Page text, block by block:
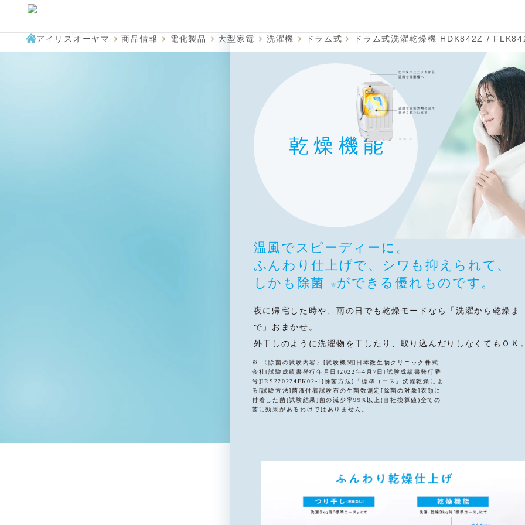
アイリスオーヤマ 商品情報 電化製品 大型家電 洗濯機 ドラム式 ドラム式洗濯乾燥機 HDK842Z /
乾燥機能
温風でスピーディーに。
ふんわり仕上げで、シワも抑えられて、
しかも除菌
※ ができる優れものです。
夜に帰宅した時や、雨の日でも乾燥モードなら
「洗濯から乾燥ま
で」おまかせ。
外干しのように洗濯物を干したり、取り込んだりしなくてもＯＫ
※ 〈除菌の試験内容〉[試験機関]日本微生物クリニック株式
会社[試験成績書発行年月日]2022年4月7日[試験成績書発行番
号]IRS220224EK02-1[除菌方法]「標準コース」洗濯乾燥によ
る[試験方法]菌液付着試験布の生菌数測定[除菌の対象]衣類に
付着した菌[試験結果]菌の減少率99%以上(自社換算値)全ての
菌に効果があるわけではありません。